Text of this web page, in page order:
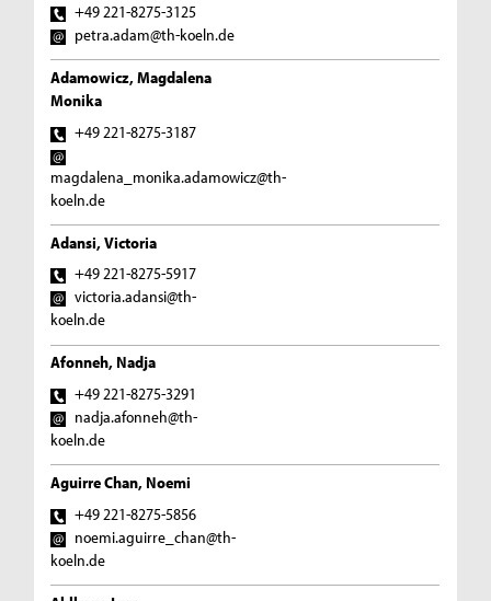
+49 221-8275-3125
petra.adam@th-koeln.de
Adamowicz, Magdalena
Monika
+49 221-8275-3187
magdalena_monika.adamowicz@th-
koeln.de
Adansi, Victoria
+49 221-8275-5917
victoria.adansi@th-
koeln.de
Afonneh, Nadja
+49 221-8275-3291
nadja.afonneh@th-
koeln.de
Aguirre Chan, Noemi
+49 221-8275-5856
noemi.aguirre_chan@th-
koeln.de